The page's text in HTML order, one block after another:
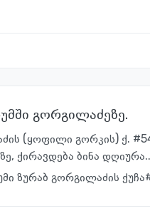
გორგილაძეზე.
(ყოფილი გორკის) ქ.
ქირავდება ბინა
ზურაბ გორგილაძის